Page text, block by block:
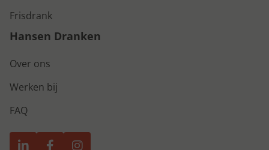
Frisdrank
Hansen Dranken
Over ons
Werken bij
FAQ